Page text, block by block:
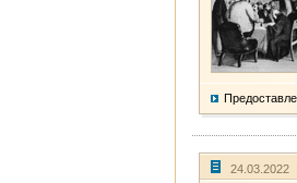
24.03.2022